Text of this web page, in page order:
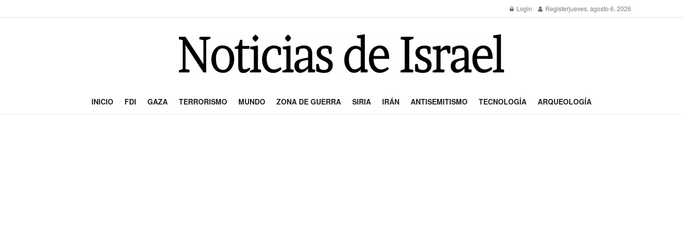
Login Registerjueves, agosto 6, 2026
INICIO FDI GAZA TERRORISMO MUNDO ZONA DE GUERRA SIRIA IRÁN ANTISEMITISMO TECNOLOGÍA ARQUEOLOGÍA